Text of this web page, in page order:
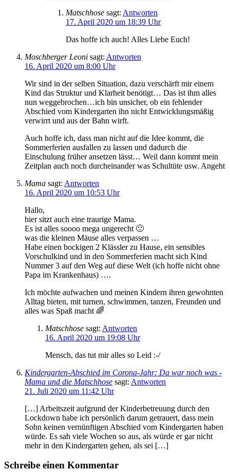
Matschhose sagt: Antworten
17. April 2020 um 18:39 Uhr
Das hoffe ich auch! Alles Liebe Euch!
Moschberger Leoni sagt: Antworten
16. April 2020 um 8:00 Uhr
Wir sind in der selben Situation, dazu verschärft mir einem
Kind das Struktur und Klarheit benötigt… Das ist ihm alles
nun weggebrochen…ich bin unsicher, ob ein fehlender
Abschied vom Kindergarten ihn nicht Entwicklungsmäßig
verwirrt und aus der Bahn wirft.
Auch hoffe ich, dass man nicht auf die Idee kommt, die
Sommerferien ausfallen zu lassen und dadurch die
Einschulung früher ansetzen lässt… Weil dann kommt mein
Zeitplan auch noch durcheinander was Schultüte usw. Angeht
Mama sagt: Antworten
16. April 2020 um 10:53 Uhr
Hallo,
hier sitzt auch eine traurige Mama.
Es ist alles soooo mega ungerecht 🙁
was die kleinen Mäuse alles verpassen …
Habe einen bockigen 2 Klässler zu Hause, ein sensibles
Vorschulkind und in den Sommerferien macht sich Kind
Nummer 3 auf den Weg auf diese Welt (ich hoffe nicht ohne
Papa im Krankenhaus) ….
Ich möchte aufwachen und meinen Kindern ihren gewohnten
Alltag bieten, mit turnen, schwimmen, tanzen, Freunden und
alles was Spaß macht 🌈
Matschhose sagt: Antworten
16. April 2020 um 19:08 Uhr
Mensch, das tut mir alles so Leid :-/
Kindergarten-Abschied im Corona-Jahr: Da war noch was -
Mama und die Matschhose sagt: Antworten
21. Juli 2020 um 11:42 Uhr
[…] Arbeitszeit aufgrund der Kinderbetreuung durch den
Lockdown habe ich persönlich darum getrauert, dass mein
Sohn keinen vernünftigen Abschied vom Kindergarten haben
würde. Es sah viele Wochen so aus, als würde er gar nicht
mehr in den Kindergarten gehen, als sei […]
Schreibe einen Kommentar